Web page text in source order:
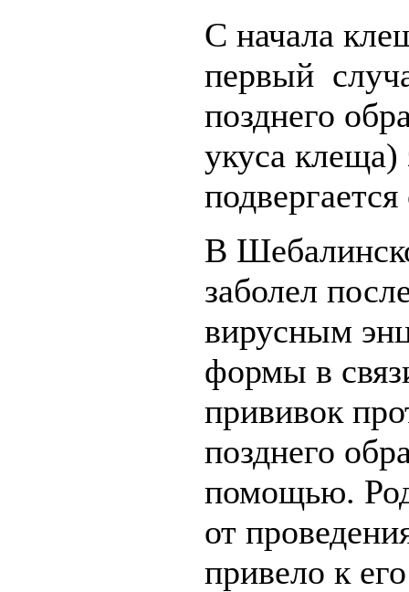
С начала
первый
позднего
укуса клеща)
В
заболел
вирусным
формы в
прививок
позднего
помощью.
от
привело к